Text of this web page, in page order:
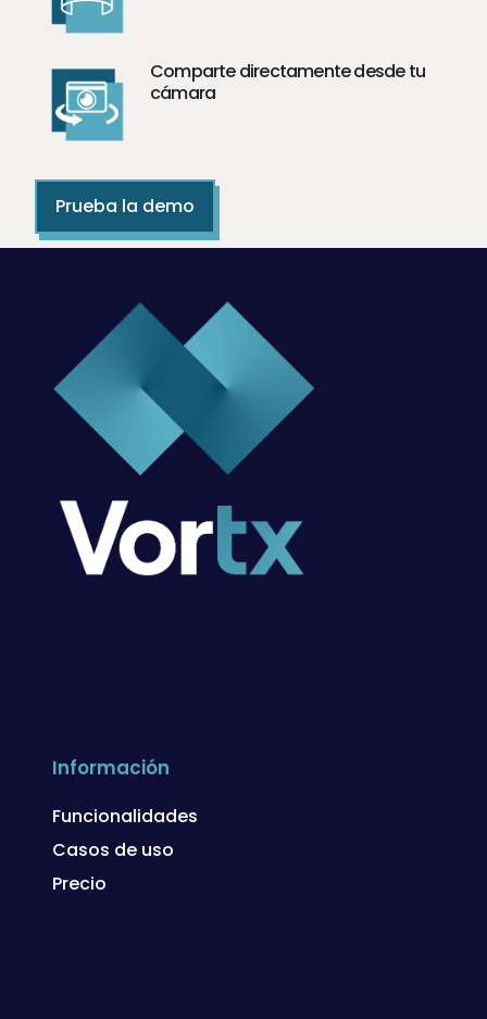
Comparte directamente desde tu
cámara
Prueba la demo
Información
Funcionalidades
Casos de uso
Precio